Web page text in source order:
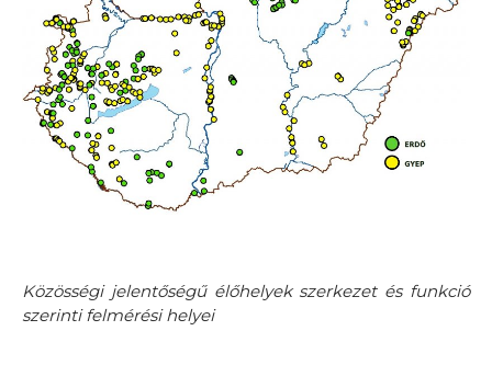
Közösségi jelentőségű élőhelyek szerkezet és funkció
szerinti felmérési helyei